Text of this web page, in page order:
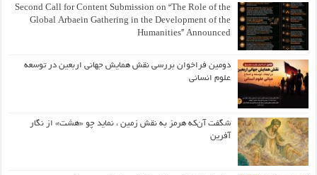
Second Call for Content Submission on “The Role of the
Global Arbaein Gathering in the Development of the
Humanities” Announced
دومین فراخوان بررسی نقش همایش جهانی اربعین در توسعه
علوم انسانی
شگفت آن‌که هرمز به نقش زمین ، نماید چو «هشت» از نگار
آفرین